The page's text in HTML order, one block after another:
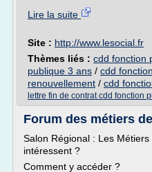
Lire la suite
Site : http://www.lesocial.fr
Thèmes liés : cdd fonction
publique 3 ans / cdd
renouvellement / cdd
lettre fin de contrat cdd fonction
Forum des métiers
Salon Régional : Les
intéressent ?
Comment y accéder ?